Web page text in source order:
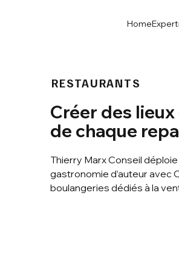
Home
RESTAURANTS
Créer des
de chaque
Thierry Marx Conseil
gastronomie d’auteur avec
boulangeries dédiés à la